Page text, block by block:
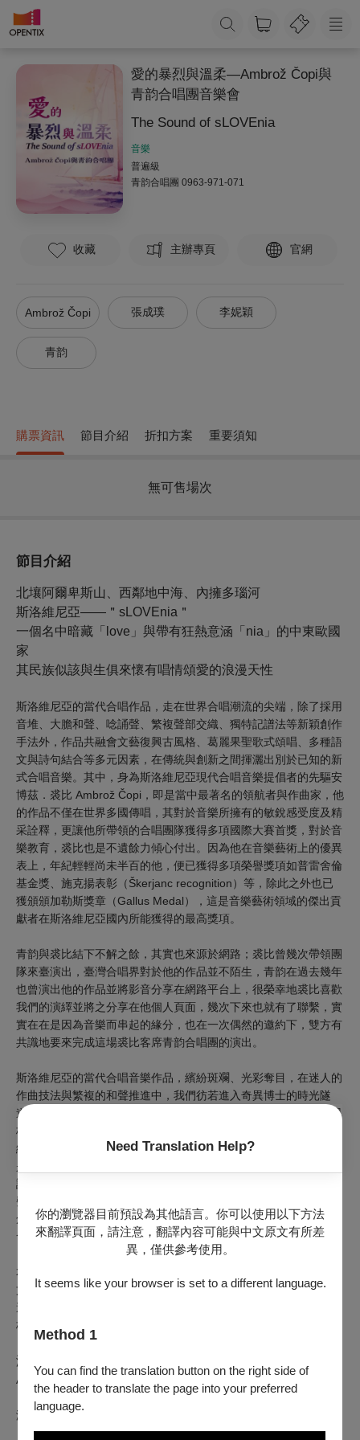
Need Translation Help?
你的瀏覽器目前預設為其他語言。你可以使用以下方法
來翻譯頁面，請注意，翻譯內容可能與中文原文有所差
異，僅供參考使用。
It seems like your browser is set to a different language.
Method 1
You can find the translation button on the right side of
the header to translate the page into your preferred
language.
愛的暴烈與溫柔—Ambrož Čopi與
青韵合唱團音樂會
The Sound of sLOVEnia
音樂
普遍級
青韵合唱團 0963-971-071
收藏 主辦專頁 官網
Ambrož Čopi 張成璞 李妮穎
青韵
購票資訊 節目介紹 折扣方案 重要須知
無可售場次
節目介紹
北壤阿爾卑斯山、西鄰地中海、內擁多瑙河
斯洛維尼亞—— ＂sLOVEnia＂
一個名中暗藏「love」與帶有狂熱意涵「nia」的中東歐國
家
其民族似該與生俱來懷有唱情頌愛的浪漫天性
斯洛維尼亞的當代合唱作品，走在世界合唱潮流的尖端，除了採用
音堆、大膽和聲、唸誦聲、繁複聲部交織、獨特記譜法等新穎創作
手法外，作品共融會文藝復興古風格、葛麗果聖歌式頌唱、多種語
文與詩句結合等多元因素，在傳統與創新之間揮灑出別於已知的新
式合唱音樂。其中，身為斯洛維尼亞現代合唱音樂提倡者的先驅安
博茲．裘比 Ambrož Čopi，即是當中最著名的領航者與作曲家，他
的作品不僅在世界多國傳唱，其對於音樂所擁有的敏銳感受度及精
采詮釋，更讓他所帶領的合唱團隊獲得多項國際大賽首獎，對於音
樂教育，裘比也是不遺餘力傾心付出。因為他在音樂藝術上的優異
表上，年紀輕輕尚未半百的他，便已獲得多項榮譽獎項如普雷舍倫
基金獎、施克揚表彰（Škerjanc recognition）等，除此之外也已
獲頒頒加勒斯獎章（Gallus Medal），這是音樂藝術領域的傑出貢
獻者在斯洛維尼亞國內所能獲得的最高獎項。
青韵與裘比結下不解之餘，其實也來源於網路；裘比曾幾次帶領團
隊來臺演出，臺灣合唱界對於他的作品並不陌生，青韵在過去幾年
也曾演出他的作品並將影音分享在網路平台上，很榮幸地裘比喜歡
我們的演繹並將之分享在他個人頁面，幾次下來也就有了聯繫，實
實在在是因為音樂而串起的緣分，也在一次偶然的邀約下，雙方有
共識地要來完成這場裘比客席青韵合唱團的演出。
斯洛維尼亞的當代合唱音樂作品，繽紛斑斕、光彩奪目，在迷人的
作曲技法與繁複的和聲推進中，我們彷若進入奇異博士的時光隧
道，又彷彿見到萬花筒不斷滾動所形塑的光影結構。這樣的音樂風
格，以青韵輕亮靈巧的音色與風格來做詮釋，每每加乘激盪出更為
絢爛的聲響色彩，這是青韵近幾年常選唱裘比作品的原因，或許也
是裘比特別青眼有加於青韵的原因之一。而作曲家暨指揮家的裘比
詮釋自己的作品時，時常以最精簡明確的動作帶出最深厚又瑰麗的
聲響，將作品的詩意透徹傳達；同時並啟迪後進，讓青年作曲家的
創意與巧思，獲得完整的發揮。若是兩者合作共同演出作品，相信
會碰撞出更多新的音樂風貌。
本場製作，將由裘比帶來他自己的多首作品，以及歐洲合唱傳統之
文藝復興至浪漫派雋永佳作，希望在他客席指揮之下，讓合唱團傳
達出歐洲合唱音樂的神髓，以及當代斯洛維尼亞作曲家獨具的風
格，企盼為台灣的合唱音樂帶來聲響與意念的啟迪。
演出曲目
Ambrož Čopi｜ Mass of Love 愛之彌撒 【臺灣首演】
Jubilate Deo 以喜悅的歌聲讚美神 【世界首
演】
Two Motets 兩首經文歌 【世界首演】